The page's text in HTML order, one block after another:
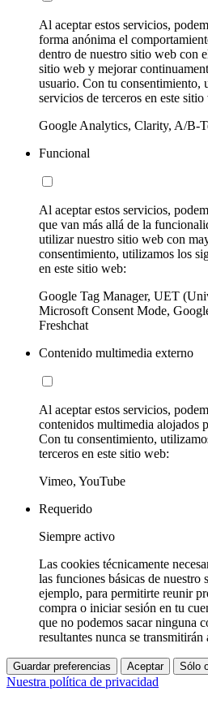
Al aceptar estos servicios,
forma anónima el
dentro de nuestro sitio web con
sitio web y mejorar
usuario. Con tu consentimiento,
servicios de terceros en este sitio
Google Analytics, Clarity, A/B-
Funcional
Al aceptar estos servicios,
que van más allá de la
utilizar nuestro sitio web con
consentimiento, utilizamos los
en este sitio web:
Google Tag Manager, UET
Microsoft Consent Mode,
Freshchat
Contenido multimedia externo
Al aceptar estos servicios,
contenidos multimedia alojados
Con tu consentimiento,
terceros en este sitio web:
Vimeo, YouTube
Requerido
Siempre activo
Las cookies técnicamente
las funciones básicas de
ejemplo, para permitirte reunir
compra o iniciar sesión en tu
que no podemos sacar ninguna
resultantes nunca se transmitirán
Guardar preferencias Aceptar Sólo
Nuestra política de privacidad